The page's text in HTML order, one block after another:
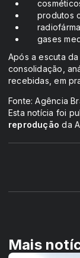
produtos
gases
Após a escuta
consolidação,
recebidas, em
Fonte: Agência
Esta notícia foi
reprodução da
Mais